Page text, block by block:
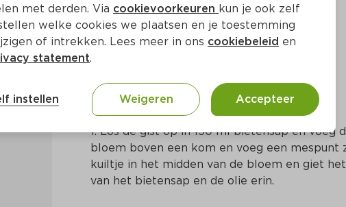
30 Min Mediterraans
Bereidingswijze
1. Los de gist op in 150 ml bietensap en voeg
bloem boven een kom en voeg een mespunt
kuiltje in het midden van de bloem en giet
van het bietensap en de olie erin.
met derden. Via cookievoorkeuren kun je ook zelf
welke cookies we plaatsen en je toestemming
of intrekken. Lees meer in ons cookiebeleid en
statement.
instellen Weigeren Accepteer